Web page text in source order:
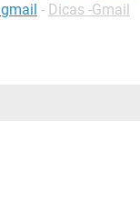
- Dicas -Gmail